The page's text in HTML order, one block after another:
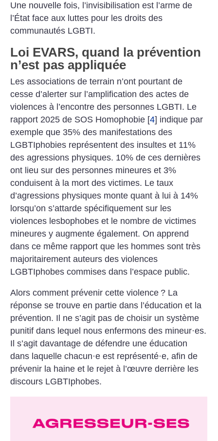
Une nouvelle fois, l’invisibilisation est l’arme de
l’État face aux luttes pour les droits des
communautés LGBTI.
Loi EVARS, quand la prévention
n’est pas appliquée
Les associations de terrain n’ont pourtant de
cesse d’alerter sur l’amplification des actes de
violences à l’encontre des personnes LGBTI. Le
rapport 2025 de SOS Homophobie [4] indique par
exemple que 35% des manifestations des
LGBTIphobies représentent des insultes et 11%
des agressions physiques. 10% de ces dernières
ont lieu sur des personnes mineures et 3%
conduisent à la mort des victimes. Le taux
d’agressions physiques monte quant à lui à 14%
lorsqu’on s’attarde spécifiquement sur les
violences lesbophobes et le nombre de victimes
mineures y augmente également. On apprend
dans ce même rapport que les hommes sont très
majoritairement auteurs des violences
LGBTIphobes commises dans l’espace public.
Alors comment prévenir cette violence ? La
réponse se trouve en partie dans l’éducation et la
prévention. Il ne s’agit pas de choisir un système
punitif dans lequel nous enfermons des mineur·es.
Il s’agit davantage de défendre une éducation
dans laquelle chacun·e est représenté·e, afin de
prévenir la haine et le rejet à l’œuvre derrière les
discours LGBTIphobes.